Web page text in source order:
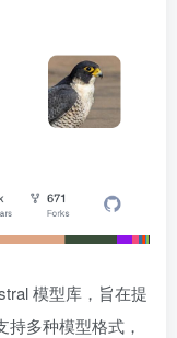
模型库，旨在提
多种模型格式，